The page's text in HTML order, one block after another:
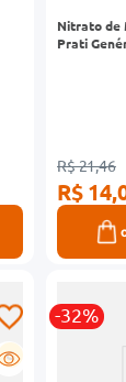
Nitrato de
Prati
R$ 21,46
R$
G
-32%